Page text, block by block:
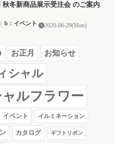
秋冬新商品展示受注会 のご案内
2020-06-29(Mon)
/ b：イベント
お正月 お知らせ
シャル
ルフラワー
イベント イルミネーション
カタログ ギフトリボン